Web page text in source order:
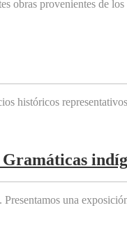
obras provenientes de
históricos
Presentamos una